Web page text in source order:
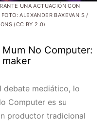
UNA ACTUACIÓN CON
ALEXANDER BAXEVANIS /
(CC BY 2.0)
No Computer:
debate mediático, lo
Computer es su
productor tradicional